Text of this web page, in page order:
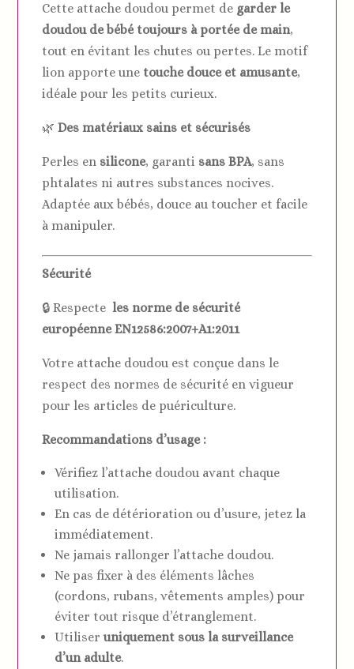
Cette attache doudou permet de garder le
doudou de bébé toujours à portée de main,
tout en évitant les chutes ou pertes. Le motif
lion apporte une touche douce et amusante,
idéale pour les petits curieux.
🌿Des matériaux sains et sécurisés
Perles en silicone, garanti sans BPA, sans
phtalates ni autres substances nocives.
Adaptée aux bébés, douce au toucher et facile
à manipuler.
Sécurité
🔒 Respecte les norme de sécurité
européenne EN12586:2007+A1:2011
Votre attache doudou est conçue dans le
respect des normes de sécurité en vigueur
pour les articles de puériculture.
Recommandations d’usage :
Vérifiez l’attache doudou avant chaque
utilisation.
En cas de détérioration ou d’usure, jetez la
immédiatement.
Ne jamais rallonger l’attache doudou.
Ne pas fixer à des éléments lâches
(cordons, rubans, vêtements amples) pour
éviter tout risque d’étranglement.
Utiliseruniquement sous la surveillance
d’un adulte.